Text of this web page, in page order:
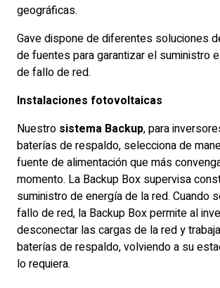
geográficas.
Gave dispone de diferentes soluciones
de fuentes para garantizar el suministro
de fallo de red.
Instalaciones fotovoltaicas
Nuestro sistema Backup, para
baterías de respaldo, selecciona de
fuente de alimentación que más
momento. La Backup Box supervisa
suministro de energía de la red. Cuando
fallo de red, la Backup Box permite al
desconectar las cargas de la red y
baterías de respaldo, volviendo a su
lo requiera.